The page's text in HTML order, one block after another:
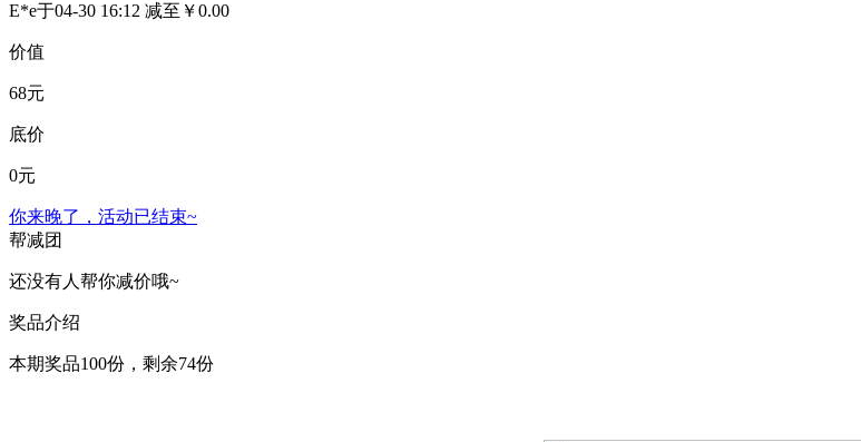
E*e于04-30 16:12 减至￥0.00
价值
68元
底价
0元
你来晚了，活动已结束~
帮减团
还没有人帮你减价哦~
奖品介绍
本期奖品100份，剩余74份